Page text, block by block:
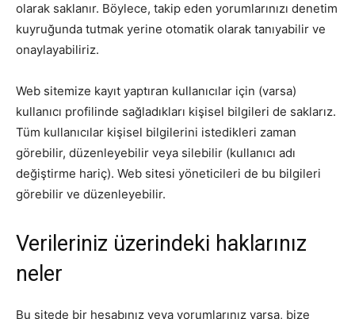
olarak saklanır. Böylece, takip eden yorumlarınızı denetim
kuyruğunda tutmak yerine otomatik olarak tanıyabilir ve
onaylayabiliriz.
Web sitemize kayıt yaptıran kullanıcılar için (varsa)
kullanıcı profilinde sağladıkları kişisel bilgileri de saklarız.
Tüm kullanıcılar kişisel bilgilerini istedikleri zaman
görebilir, düzenleyebilir veya silebilir (kullanıcı adı
değiştirme hariç). Web sitesi yöneticileri de bu bilgileri
görebilir ve düzenleyebilir.
Verileriniz üzerindeki haklarınız
neler
Bu sitede bir hesabınız veya yorumlarınız varsa, bize